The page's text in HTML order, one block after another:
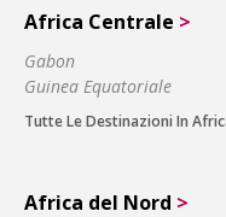
Africa Centrale >
Gabon
Guinea Equatoriale
Tutte Le Destinazioni In
Africa del Nord >